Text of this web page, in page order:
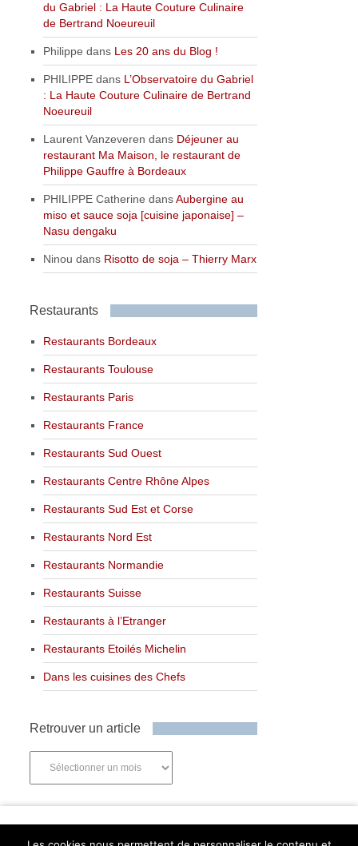
du Gabriel : La Haute Couture Culinaire
de Bertrand Noeureuil
Philippe dans Les 20 ans du Blog !
PHILIPPE dans L’Observatoire du Gabriel
: La Haute Couture Culinaire de Bertrand
Noeureuil
Laurent Vanzeveren dans Déjeuner au
restaurant Ma Maison, le restaurant de
Philippe Gauffre à Bordeaux
PHILIPPE Catherine dansAubergine au
miso et sauce soja [cuisine japonaise] –
Nasu dengaku
Ninou dans Risotto de soja – Thierry Marx
Restaurants
Restaurants Bordeaux
Restaurants Toulouse
Restaurants Paris
Restaurants France
Restaurants Sud Ouest
Restaurants Centre Rhône Alpes
Restaurants Sud Est et Corse
Restaurants Nord Est
Restaurants Normandie
Restaurants Suisse
Restaurants à l’Etranger
Restaurants Etoilés Michelin
Dans les cuisines des Chefs
Retrouver un article